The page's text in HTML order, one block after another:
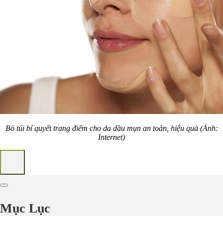
Bỏ túi bí quyết trang điểm cho da dầu mụn an toàn, hiệu quả (Ảnh:
Internet)
Mục Lục